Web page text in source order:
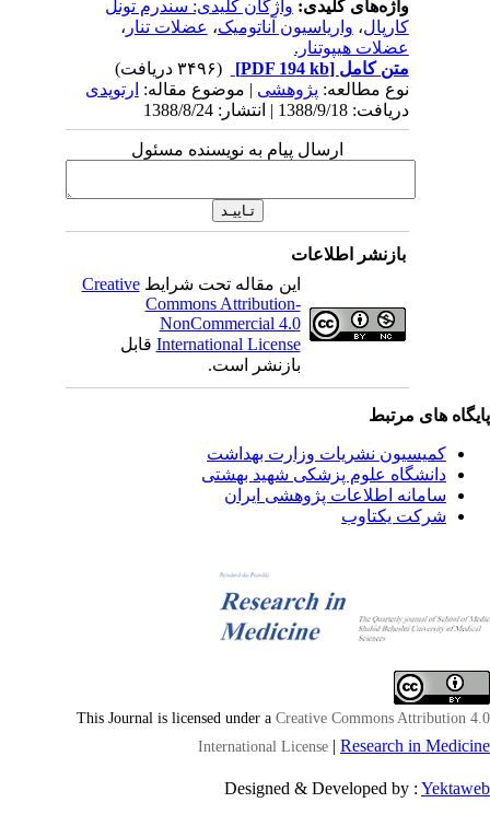
واژه‌های کلیدی:واژگان کلیدی: سندرم تونل
کارپال،واریاسیون آناتومیک،عضلات تنار،
عضلات هیپوتنار.
متن کامل[PDF 194 kb]
نوع مطالعه:پژوهشی| موضوع مقاله:ارتوپدی
دریافت: 1388/9/18 | انتشار: 1388/8/24
ارسال پیام به نویسنده مسئول
بازنشر اطلاعات
این مقاله تحت شرایطCreative
Commons Attribution-
NonCommercial 4.0
International Licenseقابل
بازنشر است.
های مرتبط
کمیسیون نشریات وزارت بهداشت
دانشگاه علوم پزشکی شهید بهشتی
سامانه اطلاعات پژوهشی ایران
شرکت یکتاوب
This Journal is licensed under aCreative Commons Attribution
International License|Research in
Designed & Developed by :